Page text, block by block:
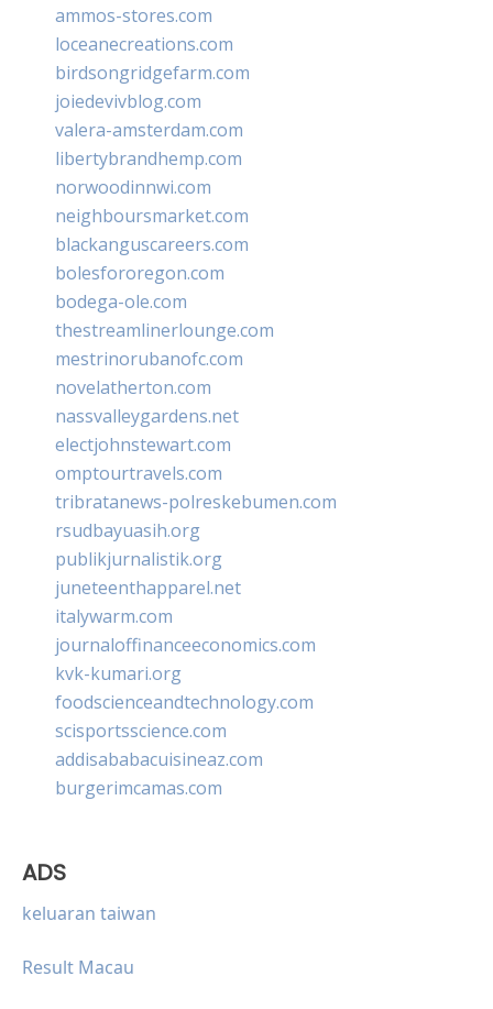
ammos-stores.com
loceanecreations.com
birdsongridgefarm.com
joiedevivblog.com
valera-amsterdam.com
libertybrandhemp.com
norwoodinnwi.com
neighboursmarket.com
blackanguscareers.com
bolesfororegon.com
bodega-ole.com
thestreamlinerlounge.com
mestrinorubanofc.com
novelatherton.com
nassvalleygardens.net
electjohnstewart.com
omptourtravels.com
tribratanews-polreskebumen.com
rsudbayuasih.org
publikjurnalistik.org
juneteenthapparel.net
italywarm.com
journaloffinanceeconomics.com
kvk-kumari.org
foodscienceandtechnology.com
scisportsscience.com
addisababacuisineaz.com
burgerimcamas.com
ADS
keluaran taiwan
Result Macau